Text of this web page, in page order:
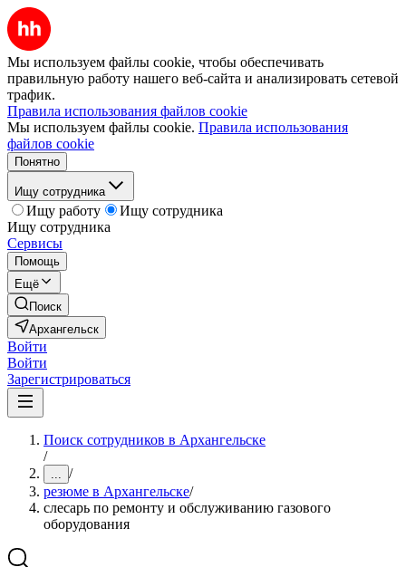
Мы используем файлы cookie, чтобы обеспечивать
правильную работу нашего веб-сайта и анализировать сетевой
трафик.
Правила использования файлов cookie
Мы используем файлы cookie. Правила использования
файлов cookie
Понятно
Ищу сотрудника
Ищу работу
Ищу сотрудника
Ищу сотрудника
Сервисы
Помощь
Ещё
Поиск
Архангельск
Войти
Войти
Зарегистрироваться
Поиск сотрудников в Архангельске
/
... /
резюме в Архангельске/
слесарь по ремонту и обслуживанию газового
оборудования